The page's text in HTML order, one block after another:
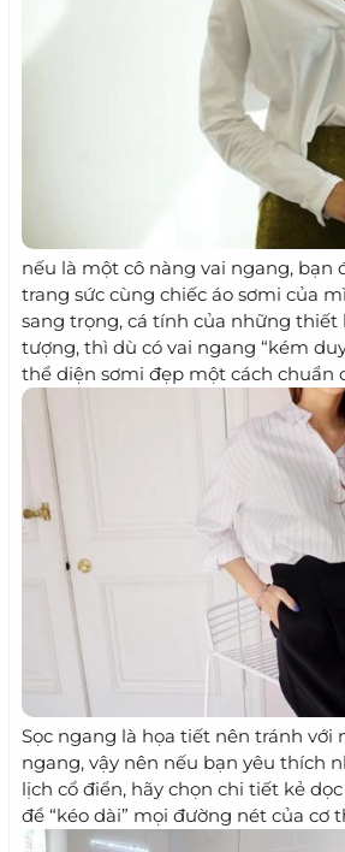
nếu là một cô nàng vai ngang, bạn
trang sức cùng chiếc áo sơmi của
sang trọng, cá tính của những thiết
tượng, thì dù có vai ngang “kém
thể diện sơmi đẹp một cách chuẩn
Sọc ngang là họa tiết nên tránh với
ngang, vậy nên nếu bạn yêu thích
lịch cổ điển, hãy chọn chi tiết kẻ
để “kéo dài” mọi đường nét của cơ